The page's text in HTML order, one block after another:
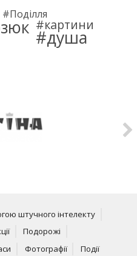
Поділля
картини
душа
штучного інтелекту
Подорожі
Фотографії Події